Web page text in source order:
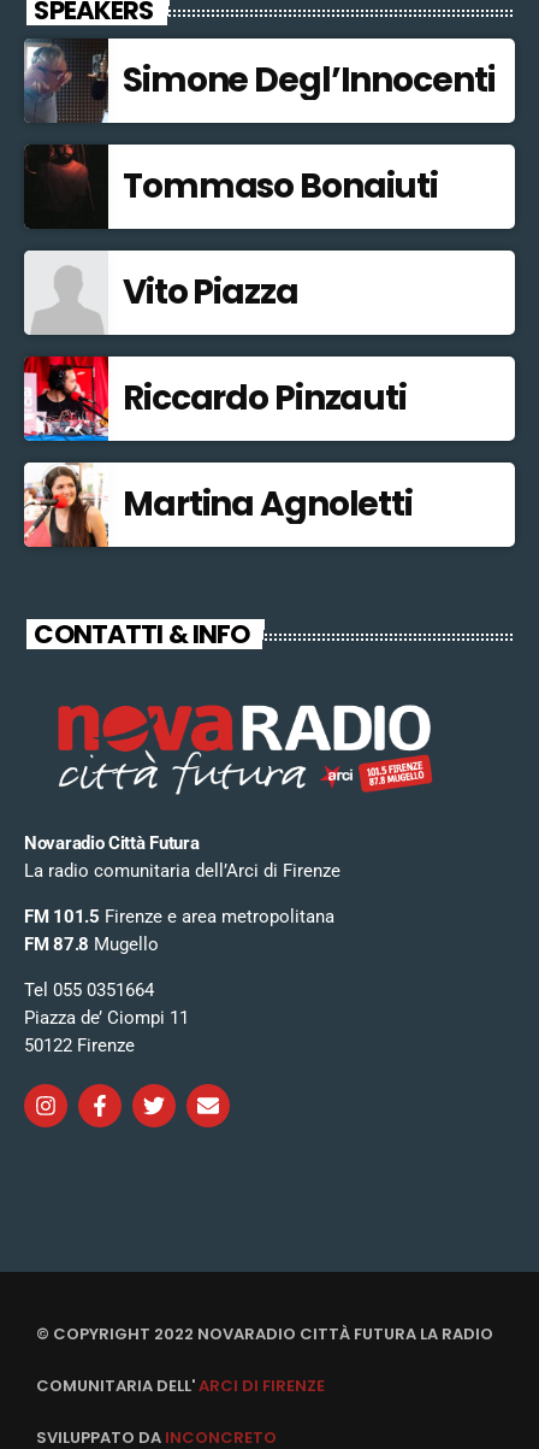
SPEAKERS
Simone Degl’Innocenti
Tommaso Bonaiuti
Vito Piazza
Riccardo Pinzauti
Martina Agnoletti
CONTATTI & INFO
Novaradio Città Futura
La radio comunitaria dell’Arci di Firenze
FM 101.5 Firenze e area metropolitana
FM 87.8 Mugello
Tel 055 0351664
Piazza de’ Ciompi 11
50122 Firenze
© COPYRIGHT 2022 NOVARADIO CITTÀ FUTURA LA RADIO
COMUNITARIA DELL'ARCI DI FIRENZE
SVILUPPATO DA INCONCRETO